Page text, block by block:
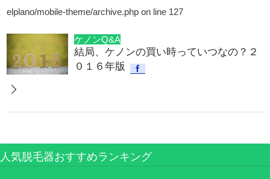
elplano/mobile-theme/archive.php on line 127
ケノンQ&A
結局、ケノンの買い時っていつなの？２
０１６年版
人気脱毛器おすすめランキング